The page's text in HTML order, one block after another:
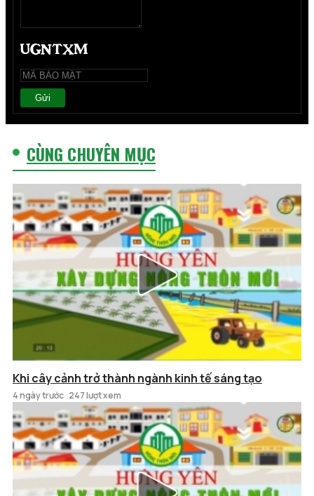
Gửi
CÙNG CHUYÊN MỤC
Khi cây cảnh trở thành ngành kinh tế sáng tạo
4 ngày trước 247 lượt xem